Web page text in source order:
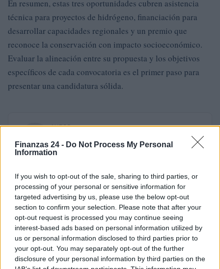
Finanzas 24 - Do Not Process My Personal
Information
If you wish to opt-out of the sale, sharing to third parties, or
processing of your personal or sensitive information for
targeted advertising by us, please use the below opt-out
section to confirm your selection. Please note that after your
opt-out request is processed you may continue seeing
interest-based ads based on personal information utilized by
us or personal information disclosed to third parties prior to
your opt-out. You may separately opt-out of the further
disclosure of your personal information by third parties on the
En resumen, estas tres oportunidades cubren asistencia
técnica para proyectos de hidrógeno, financiación para
desarrollar capacidades regionales y un premio que
reconoce la conservación con impacto socioeconómico.
Evaluar la alineación entre su propuesta y los objetivos
específicos de cada convocatoria es el primer paso para
presentar una candidatura sólida.
AUTOR